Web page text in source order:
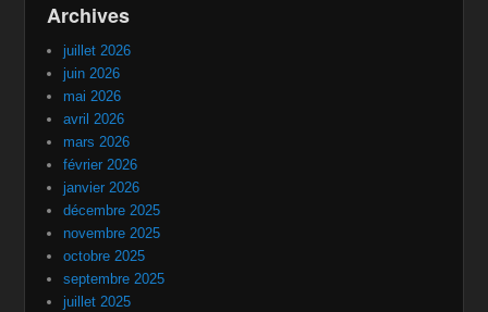
Archives
juillet 2026
juin 2026
mai 2026
avril 2026
mars 2026
février 2026
janvier 2026
décembre 2025
novembre 2025
octobre 2025
septembre 2025
juillet 2025